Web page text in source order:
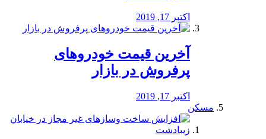
اکتبر 17, 2019
آخرین قیمت خودرو‌های
پرفروش در بازار
اکتبر 17, 2019
مسکن